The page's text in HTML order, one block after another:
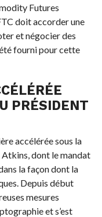
Futures
doit accorder une
et négocier des
fourni pour cette
PRÉSIDENT
accélérée sous la
Atkins, dont le mandat
la façon dont la
Depuis début
mesures
et s’est